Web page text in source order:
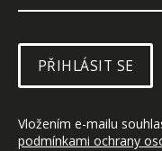
PŘIHLÁSIT SE
Vložením e-mailu
podmínkami ochrany